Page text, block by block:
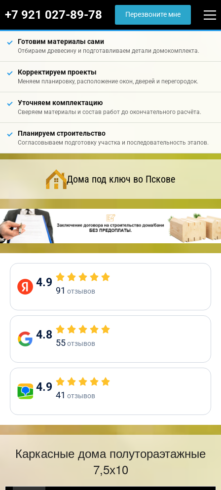
+7 921 027-89-78 Перезвоните мне
Готовим материалы сами
Отбираем древесину и подготавливаем детали домокомплекта.
Корректируем проекты
Меняем планировку, расположение окон, дверей и перегородок.
Уточняем комплектацию
Сверяем материалы и состав работ до окончательного расчёта.
Планируем строительство
Согласовываем подготовку участка и последовательность этапов.
Дома под ключ во Пскове
4.9
91 отзывов
4.8
55отзывов
4.9
41 отзывов
Каркасные дома полутораэтажные
7,5х10